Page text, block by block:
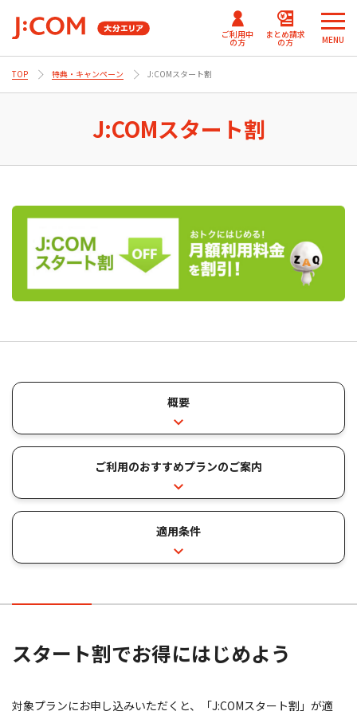
ご利用中
の方
ト・優待
Fun！J:COM
J:COM
パーソナルID
ご契約内容確認・変更 マイページ
Netflix利⽤開始について
（J:COM TV フレックス）
まとめ請求
の方
for NETFLIX
（DAZN）
MENU
TOP 特典・キャンペーン J:COMスタート割
J:COMスタート割
概要
ご利用のおすすめプランのご案内
適用条件
スタート割でお得にはじめよう
対象プランにお申し込みいただくと、「J:COMスタート割」が適